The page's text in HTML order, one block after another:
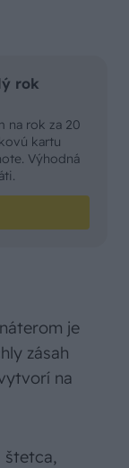
rok
na rok za 20
kartu
Výhodná
je
zásah
na
štetca,